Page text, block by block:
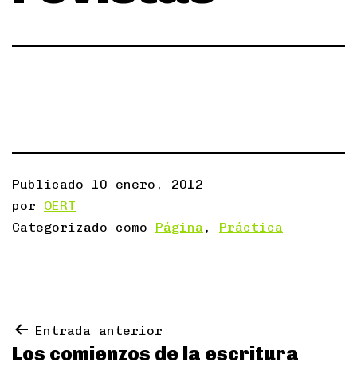
Publicado 10 enero, 2012
por OERT
Categorizado como Página , Práctica
Navegación
Entrada anterior
Los comienzos de la escritura